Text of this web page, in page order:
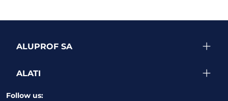
ALUPROF SA
ALATI
Follow us: